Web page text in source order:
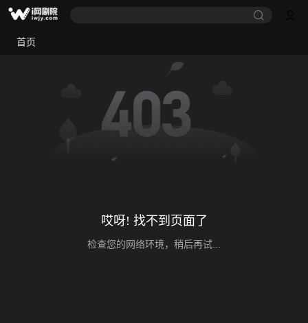
首页
哎呀! 找不到页面了
检查您的网络环境，稍后再试...